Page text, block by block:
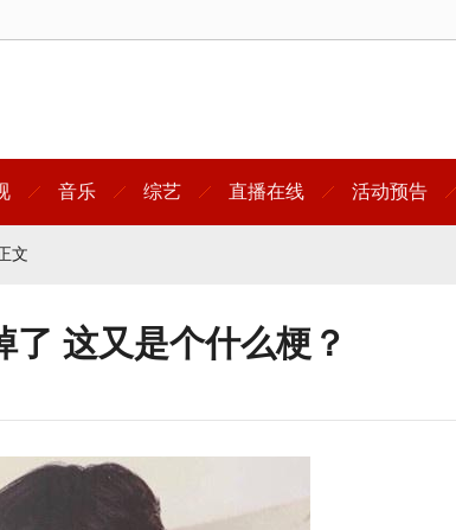
音乐 综艺 直播在线 活动预告
文
了 这又是个什么梗？